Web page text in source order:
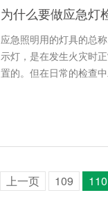
为什么要做应急灯
应急照明用的灯具的总
示灯，是在发生火灾时
置的。但在日常的检查
上一页 109 110